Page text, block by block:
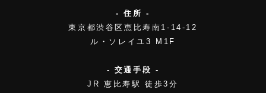
- 住所 -
東京都渋谷区恵比寿南1-14-12
ル・ソレイユ3 M1F
- 交通手段 -
JR 恵比寿駅 徒歩3分